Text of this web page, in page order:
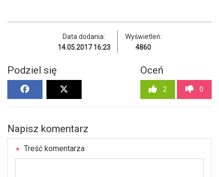
Data dodania:
14.05.2017 16:23
Wyświetleń:
4860
Podziel się Oceń
2 0
Napisz komentarz
Treść komentarza